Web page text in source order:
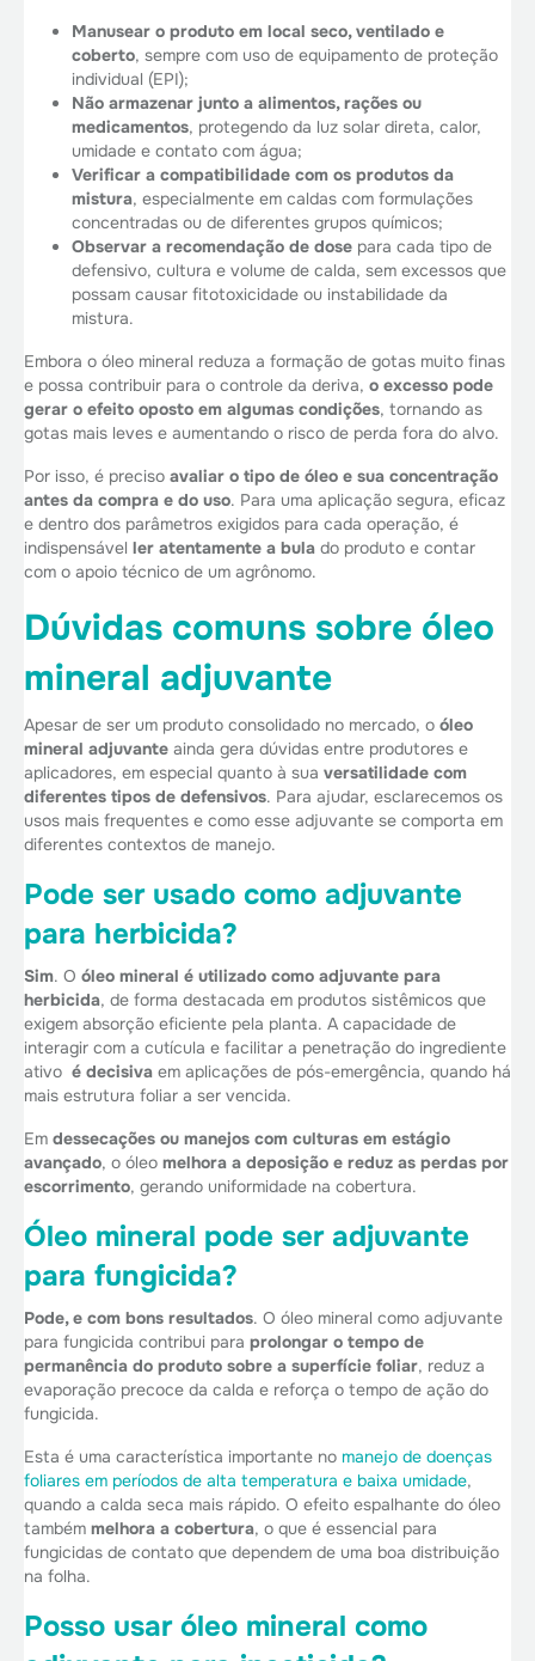
Manusear o produto em local seco, ventilado e
coberto, sempre com uso de equipamento de proteção
individual (EPI);
Não armazenar junto a alimentos, rações ou
medicamentos, protegendo da luz solar direta, calor,
umidade e contato com água;
Verificar a compatibilidade com os produtos da
mistura, especialmente em caldas com formulações
concentradas ou de diferentes grupos químicos;
Observar a recomendação de dose para cada tipo de
defensivo, cultura e volume de calda, sem excessos que
possam causar fitotoxicidade ou instabilidade da
mistura.
Embora o óleo mineral reduza a formação de gotas muito finas
e possa contribuir para o controle da deriva, o excesso pode
gerar o efeito oposto em algumas condições, tornando as
gotas mais leves e aumentando o risco de perda fora do alvo.
Por isso, é preciso avaliar o tipo de óleo e sua concentração
antes da compra e do uso. Para uma aplicação segura, eficaz
e dentro dos parâmetros exigidos para cada operação, é
indispensável ler atentamente a bula do produto e contar
com o apoio técnico de um agrônomo.
Dúvidas comuns sobre óleo
mineral adjuvante
Apesar de ser um produto consolidado no mercado, o óleo
mineral adjuvante ainda gera dúvidas entre produtores e
aplicadores, em especial quanto à sua versatilidade com
diferentes tipos de defensivos. Para ajudar, esclarecemos os
usos mais frequentes e como esse adjuvante se comporta em
diferentes contextos de manejo.
Pode ser usado como adjuvante
para herbicida?
Sim. O óleo mineral é utilizado como adjuvante para
herbicida, de forma destacada em produtos sistêmicos que
exigem absorção eficiente pela planta. A capacidade de
interagir com a cutícula e facilitar a penetração do ingrediente
ativo é decisiva em aplicações de pós-emergência, quando há
mais estrutura foliar a ser vencida.
Em dessecações ou manejos com culturas em estágio
avançado, o óleo melhora a deposição e reduz as perdas por
escorrimento, gerando uniformidade na cobertura.
Óleo mineral pode ser adjuvante
para fungicida?
Pode, e com bons resultados. O óleo mineral como adjuvante
para fungicida contribui para prolongar o tempo de
permanência do produto sobre a superfície foliar, reduz a
evaporação precoce da calda e reforça o tempo de ação do
fungicida.
Esta é uma característica importante no manejo de doenças
foliares em períodos de alta temperatura e baixa umidade,
quando a calda seca mais rápido. O efeito espalhante do óleo
também melhora a cobertura, o que é essencial para
fungicidas de contato que dependem de uma boa distribuição
na folha.
Posso usar óleo mineral como